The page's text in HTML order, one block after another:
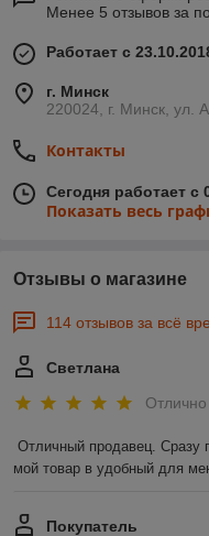
Менее 5 отзывов за
Работает с
г. Минск
220024, г. Минск, ул.
Контакты
Сегодня работает с
Показать весь
Отзывы о магазине
114 отзывов за всё
Светлана
Отлично
Отличный продавец. Сразу
мой товар в удобный для
Покупатель